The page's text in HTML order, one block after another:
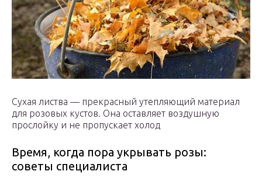
Сухая листва — прекрасный утепляющий материал
для розовых кустов. Она оставляет воздушную
прослойку и не пропускает холод
Время, когда пора укрывать розы:
советы специалиста